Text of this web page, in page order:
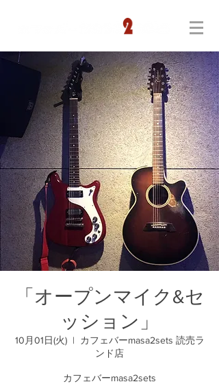
「オープンマイク&セ
ッション」
10月01日(火)
  |
カフェバーmasa2sets 読売ラ
ンド店
カフェバーmasa2sets